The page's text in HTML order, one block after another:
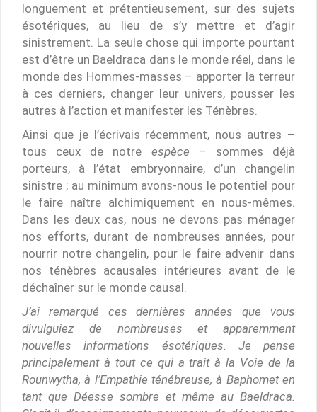
longuement et prétentieusement, sur des sujets
ésotériques, au lieu de s’y mettre et d’agir
sinistrement. La seule chose qui importe pourtant
est d’être un Baeldraca dans le monde réel, dans le
monde des Hommes-masses – apporter la terreur
à ces derniers, changer leur univers, pousser les
autres à l’action et manifester les Ténèbres.
Ainsi que je l’écrivais récemment, nous autres –
tous ceux de notre espèce – sommes déjà
porteurs, à l’état embryonnaire, d’un changelin
sinistre ; au minimum avons-nous le potentiel pour
le faire naître alchimiquement en nous-mêmes.
Dans les deux cas, nous ne devons pas ménager
nos efforts, durant de nombreuses années, pour
nourrir notre changelin, pour le faire advenir dans
nos ténèbres acausales intérieures avant de le
déchaîner sur le monde causal.
J’ai remarqué ces dernières années que vous
divulguiez de nombreuses et apparemment
nouvelles informations ésotériques. Je pense
principalement à tout ce qui a trait à la Voie de la
Rounwytha, à l’Empathie ténébreuse, à Baphomet en
tant que Déesse sombre et même au Baeldraca.